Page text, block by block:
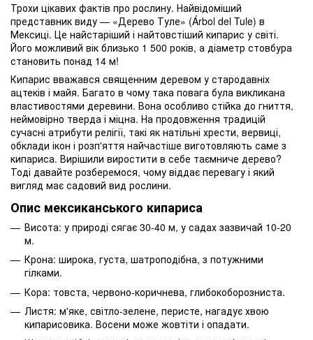
Трохи цікавих фактів про рослину. Найвідоміший
представник виду — «Дерево Туле» (Árbol del Tule) в
Мексиці. Це найстаріший і найтовстіший кипарис у світі.
Його можливий вік близько 1 500 років, а діаметр стовбура
становить понад 14 м!
Кипарис вважався священним деревом у стародавніх
ацтеків і майя. Багато в чому така повага була викликана
властивостями деревини. Вона особливо стійка до гниття,
неймовірно тверда і міцна. На продовження традицій
сучасні атрибути релігії, такі як натільні хрести, вервиці,
обклади ікон і розп'яття найчастіше виготовляють саме з
кипариса. Вирішили виростити в себе таємниче дерево?
Тоді давайте розберемося, чому віддає перевагу і який
вигляд має садовий вид рослини.
Опис мексиканського кипариса
Висота: у природі сягає 30-40 м, у садах зазвичай 10-20
м.
Крона: широка, густа, шатроподібна, з потужними
гілками.
Кора: товста, червоно-коричнева, глибокоборозниста.
Листя: м'яке, світло-зелене, перисте, нагадує хвою
кипарисовика. Восени може жовтіти і опадати.